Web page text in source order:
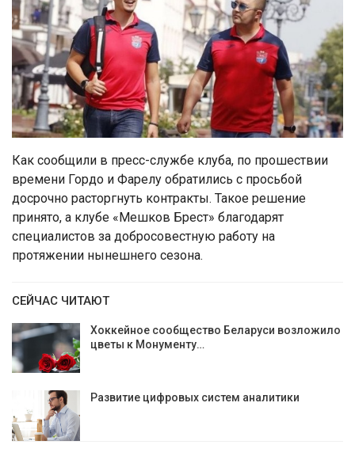
Как сообщили в пресс-службе клуба, по прошествии
времени Гордо и Фарелу обратились с просьбой
досрочно расторгнуть контракты. Такое решение
принято, а клубе «Мешков Брест» благодарят
специалистов за добросовестную работу на
протяжении нынешнего сезона.
СЕЙЧАС ЧИТАЮТ
Хоккейное сообщество Беларуси возложило
цветы к Монументу…
Развитие цифровых систем аналитики